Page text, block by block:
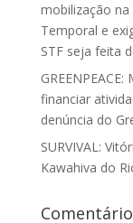
mobilização
Temporal e
STF seja feita
financiar
denúncia do
SURVIVAL:
Kawahiva do